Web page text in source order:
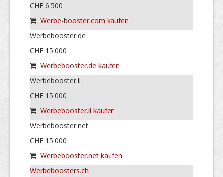
CHF 6'500
Werbe-booster.com kaufen
Werbebooster.de
CHF 15'000
Werbebooster.de kaufen
Werbebooster.li
CHF 15'000
Werbebooster.li kaufen
Werbebooster.net
CHF 15'000
Werbebooster.net kaufen
Werbeboosters.ch